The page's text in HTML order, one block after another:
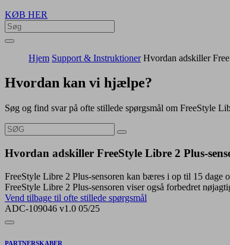
KØB HER
Hjem Support & Instruktioner Hvordan adskiller
Hvordan kan vi hjælpe?
Søg og find svar på ofte stillede spørgsmål om FreeStyle
Hvordan adskiller FreeStyle Libre 2 Plus-
FreeStyle Libre 2 Plus-sensoren kan bæres i op til 15 dage
FreeStyle Libre 2 Plus-sensoren viser også forbedret
Vend tilbage til ofte stillede spørgsmål
ADC-109046 v1.0 05/25
PARTNERSKABER